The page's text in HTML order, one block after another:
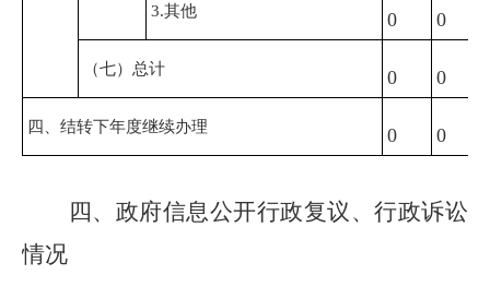
3.其他 0 0
（七）总计 0 0
四、结转下年度继续办理 0 0
四、政府信息公开行政复议、行政诉讼
情况